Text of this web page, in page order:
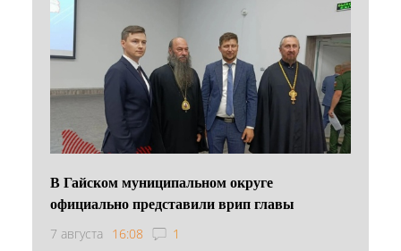
В Гайском муниципальном округе
официально представили врип главы
7 августа 16:08 1